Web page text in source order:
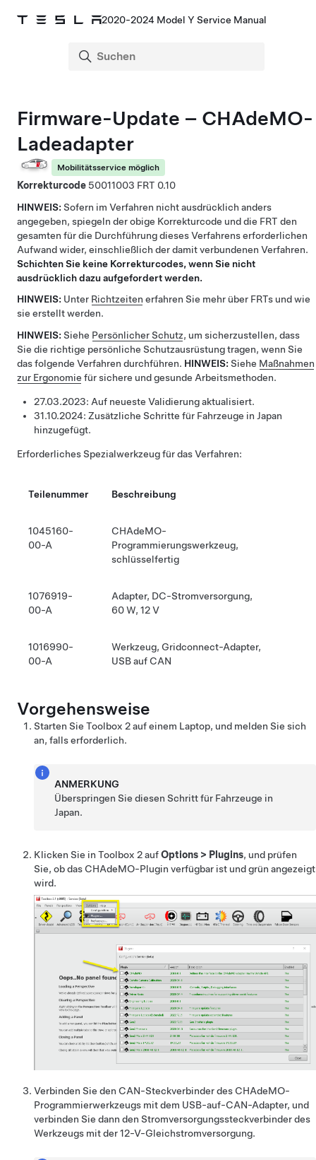
2020-2024 Model Y Service Manual
Firmware-Update – CHAdeMO-
Ladeadapter
Mobilitätsservice möglich
Korrekturcode 50011003
0.10
HINWEIS: Sofern im Verfahren nicht ausdrücklich anders
angegeben, spiegeln der obige Korrekturcode und die FRT den
gesamten für die Durchführung dieses Verfahrens erforderlichen
Aufwand wider, einschließlich der damit verbundenen Verfahren.
Schichten Sie keine Korrekturcodes, wenn Sie nicht
ausdrücklich dazu aufgefordert werden.
HINWEIS: Unter Richtzeiten erfahren Sie mehr über FRTs und wie
sie erstellt werden.
HINWEIS: Siehe Persönlicher Schutz, um sicherzustellen, dass
Sie die richtige persönliche Schutzausrüstung tragen, wenn Sie
das folgende Verfahren durchführen. HINWEIS: Siehe Maßnahmen
zur Ergonomie für sichere und gesunde Arbeitsmethoden.
27.03.2023: Auf neueste Validierung aktualisiert.
31.10.2024: Zusätzliche Schritte für Fahrzeuge in Japan
hinzugefügt.
Erforderliches Spezialwerkzeug für das Verfahren:
Teilenummer Beschreibung
1045160-
00-A
CHAdeMO-
Programmierungswerkzeug,
schlüsselfertig
1076919-
00-A
Adapter, DC-Stromversorgung,
60 W, 12 V
1016990-
00-A
Werkzeug, Gridconnect-Adapter,
USB auf CAN
Vorgehensweise
Starten Sie Toolbox 2 auf einem Laptop, und melden Sie sich
an, falls erforderlich.
ANMERKUNG
Überspringen Sie diesen Schritt für Fahrzeuge in
Japan.
Klicken Sie in Toolbox 2 aufOptions > Plugins, und prüfen
Sie, ob das CHAdeMO-Plugin verfügbar ist und grün angezeigt
wird.
Verbinden Sie den CAN-Steckverbinder des CHAdeMO-
Programmierwerkzeugs mit dem USB-auf-CAN-Adapter, und
verbinden Sie dann den Stromversorgungssteckverbinder des
Werkzeugs mit der 12-V-Gleichstromversorgung.